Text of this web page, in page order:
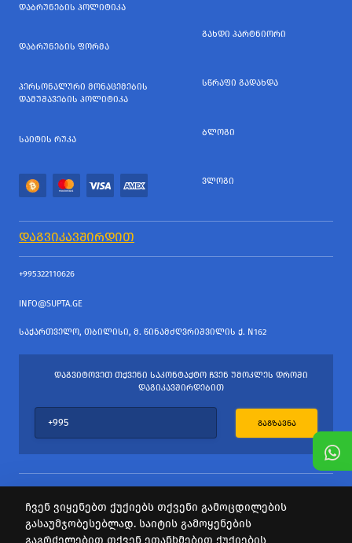
ᲓᲐᲑᲠᲣᲜᲔᲑᲘᲡ ᲞᲝᲚᲘᲢᲘᲙᲐ
ᲓᲐᲑᲠᲣᲜᲔᲑᲘᲡ ᲤᲝᲠᲛᲐ
ᲞᲔᲠᲡᲝᲜᲐᲚᲣᲠᲘ ᲛᲝᲜᲐᲪᲔᲛᲔᲑᲘᲡ
ᲓᲐᲛᲣᲨᲐᲕᲔᲑᲘᲡ ᲞᲝᲚᲘᲢᲘᲙᲐ
ᲡᲐᲘᲢᲘᲡ ᲠᲣᲙᲐ
ᲒᲐᲮᲓᲘ ᲞᲐᲠᲢᲜᲘᲝᲠᲘ
ᲡᲬᲠᲐᲤᲘ ᲒᲐᲓᲐᲮᲓᲐ
ᲑᲚᲝᲒᲘ
ᲕᲚᲝᲒᲘ
ᲓᲐᲒᲕᲘᲙᲐᲕᲨᲘᲠᲓᲘᲗ
+995322110626
INFO@SUPTA.GE
ᲡᲐᲥᲐᲠᲗᲕᲔᲚᲝ, ᲗᲑᲘᲚᲘᲡᲘ, Მ. ᲬᲘᲜᲐᲛᲫᲦᲕᲠᲘᲨᲕᲘᲚᲘᲡ Ქ. N162
ᲓᲐᲒᲕᲘᲢᲝᲕᲔᲗ ᲗᲥᲕᲔᲜᲘ ᲡᲐᲙᲝᲜᲢᲐᲥᲢᲝ ᲩᲕᲔᲜ ᲣᲛᲝᲙᲚᲔᲡ ᲓᲠᲝᲨᲘ
ᲓᲐᲒᲘᲙᲐᲕᲨᲘᲠᲓᲔᲑᲘᲗ
ᲒᲐᲒᲖᲐᲕᲜᲐ
ყველა უფლება დაცულია
ჩვენ ვიყენებთ ქუქიებს თქვენი გამოცდილების
გასაუმჯობესებლად. საიტის გამოყენების
გაგრძელებით თქვენ ეთანხმებით ქუქიების